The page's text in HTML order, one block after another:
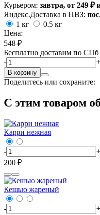
Курьером: завтра, от 249 ₽
Яндекс.Доставка в ПВЗ:
1 кг
0.5 кг
Цена:
548 ₽
Бесплатно доставим по
-
+
В корзину
Поделитесь или сохраните:
С этим товаром
Карри нежная
-
+
200 ₽
Кешью жареный
-
+